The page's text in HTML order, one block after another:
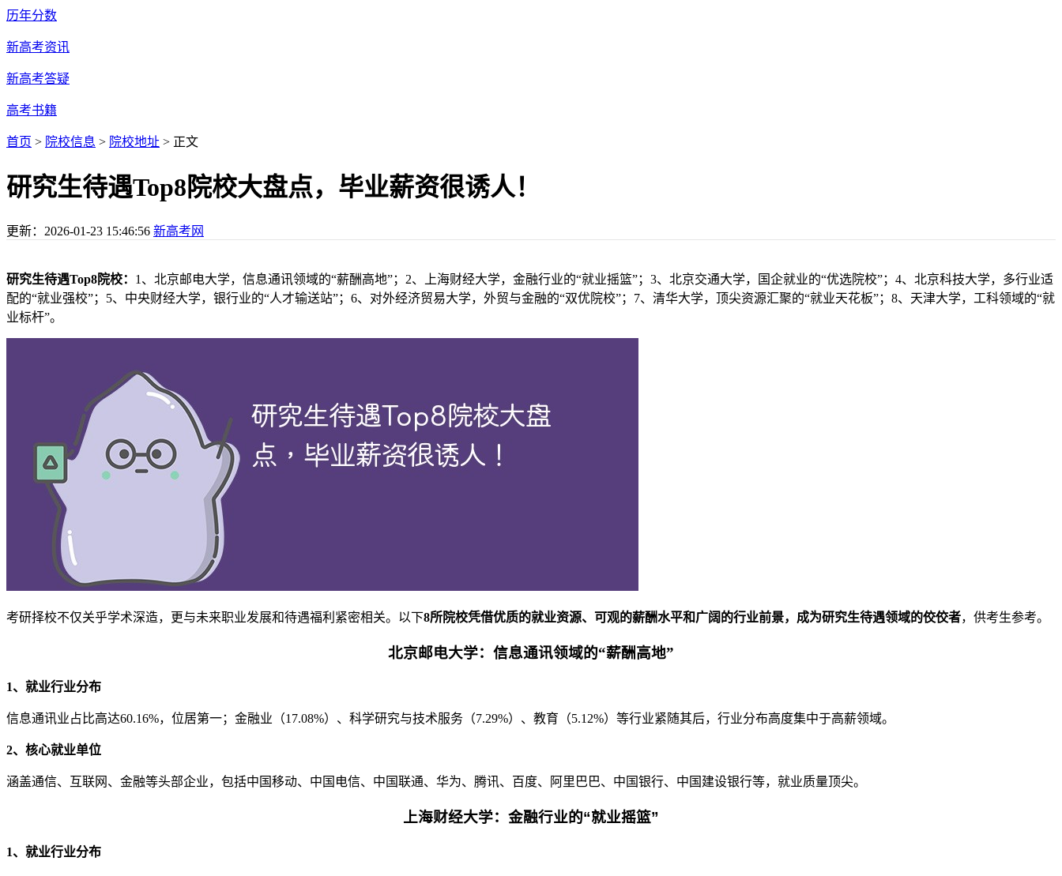
历年分数
新高考资讯
新高考答疑
高考书籍
首页 > 院校信息 > 院校地址 > 正文
研究生待遇Top8院校大盘点，毕业薪资很诱人！
更新： 2026-01-23 15:46:56 新高考网
研究生待遇Top8院校： 1、北京邮电大学，信息通讯领域的“薪酬高地”；2、上海财经大学，金融行业的“就业摇篮”；3、北京交通大学，国企就业的“优选院校”；4、北京科技大学，多行业适
配的“就业强校”；5、中央财经大学，银行业的“人才输送站”；6、对外经济贸易大学，外贸与金融的“双优院校”；7、清华大学，顶尖资源汇聚的“就业天花板”；8、天津大学，工科领域的“就
业标杆”。
考研择校不仅关乎学术深造，更与未来职业发展和待遇福利紧密相关。以下8所院校凭借优质的就业资源、可观的薪酬水平和广阔的行业前景，成为研究生待遇领域的佼佼者，供考生参考。
北京邮电大学：信息通讯领域的“薪酬高地”
1、就业行业分布
信息通讯业占比高达60.16%，位居第一；金融业（17.08%）、科学研究与技术服务（7.29%）、教育（5.12%）等行业紧随其后，行业分布高度集中于高薪领域。
2、核心就业单位
涵盖通信、互联网、金融等头部企业，包括中国移动、中国电信、中国联通、华为、腾讯、百度、阿里巴巴、中国银行、中国建设银行等，就业质量顶尖。
上海财经大学：金融行业的“就业摇篮”
1、就业行业分布